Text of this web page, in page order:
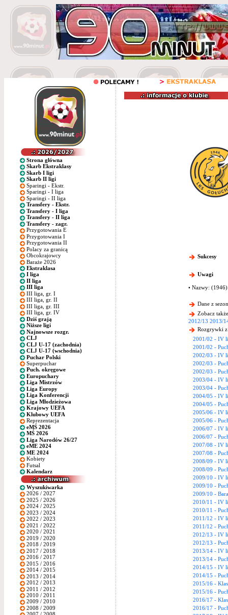
Strona główna
Skarb Ekstraklasy
Skarb I ligi
Skarb II ligi
Sparingi - Ekstr.
Sparingi - I liga
Sparingi - II liga
Transfery - Ekstr.
Transfery - I liga
Transfery - II liga
Transfery - zagr.
Przygotowania E
Przygotowania I
Przygotowania II
Polacy za granicą
Obcokrajowcy
Baraże 2026
Ekstraklasa
I liga
II liga
III liga
III liga, gr. I
III liga, gr. II
III liga, gr. III
III liga, gr. IV
Dziś grają
Niższe ligi
Najnowsze rozgr.
CLJ
CLJ U-17 (zachodnia)
CLJ U-17 (wschodnia)
Puchar Polski
Superpuchar
Puch. okręgowe
Europuchary
Liga Mistrzów
Liga Europy
Liga Konferencji
Liga Młodzieżowa
Krajowy UEFA
Klubowy UEFA
Reprezentacja
eMŚ 2026
MŚ 2026
Liga Narodów 26/27
eME 2024
ME 2024
Kobiety
Futsal
Kalendarz
Wyszukiwarka
2026 / 2027
2025 / 2026
2024 / 2025
2023 / 2024
2022 / 2023
2021 / 2022
2020 / 2021
2019 / 2020
2018 / 2019
2017 / 2018
2016 / 2017
2015 / 2016
2014 / 2015
2013 / 2014
2012 / 2013
2011 / 2012
2010 / 2011
2009 / 2010
2008 / 2009
Sukcesy
Uwagi
• Nazwy:
Dane z
Zobacz
2012/13 2013/
Rozgrywki z
2001/02 - IV
2001/02 -
2002/03 - IV
2002/03 -
2002/03 -
2003/04 - IV
2003/04 -
2004/05 - IV
2004/05 -
2005/06 - IV
2005/06 -
2006/07 - IV
2006/07 -
2007/08 - IV
2007/08 -
2008/09 - IV
2008/09 -
2009/10 - IV
2009/10 -
2009/10 -
2010/11 - IV
2010/11 -
2011/12 - IV
2011/12 -
2012/13 - IV
2012/13 -
2013/14 - IV
2013/14 -
2014/15 - IV
2014/15 -
2015/16 -
2015/16 -
2016/17 -
2016/17 -